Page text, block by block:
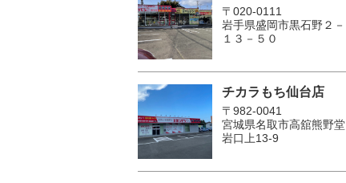
〒020-0111
岩手県盛岡市黒石野２－
１３－５０
チカラもち仙台店
〒982-0041
宮城県名取市高舘熊野堂
岩口上13‐9